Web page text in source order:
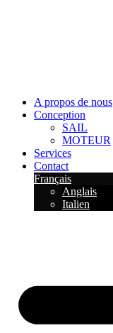
A propos de nous
Conception
SAIL
MOTEUR
Services
Contact
Français
Anglais
Italien